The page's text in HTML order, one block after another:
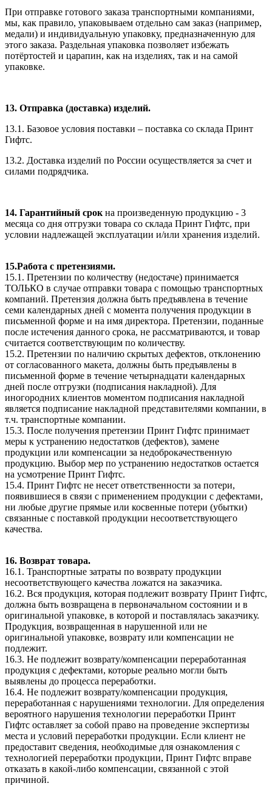
При отправке готового заказа транспортными компаниями,
мы, как правило, упаковываем отдельно сам заказ (например,
медали) и индивидуальную упаковку, предназначенную для
этого заказа. Раздельная упаковка позволяет избежать
потёртостей и царапин, как на изделиях, так и на самой
упаковке.
13. Отправка (доставка) изделий.
13.1. Базовое условия поставки – поставка со склада Принт
Гифтс.
13.2. Доставка изделий по России осуществляется за счет и
силами подрядчика.
14. Гарантийный срок на произведенную продукцию - 3
месяца со дня отгрузки товара со склада Принт Гифтс, при
условии надлежащей эксплуатации и/или хранения изделий.
15.Работа с претензиями.
15.1. Претензии по количеству (недостаче) принимается
ТОЛЬКО в случае отправки товара с помощью транспортных
компаний. Претензия должна быть предъявлена в течение
семи календарных дней с момента получения продукции в
письменной форме и на имя директора. Претензии, поданные
после истечения данного срока, не рассматриваются, и товар
считается соответствующим по количеству.
15.2. Претензии по наличию скрытых дефектов, отклонению
от согласованного макета, должны быть предъявлены в
письменной форме в течение четырнадцати календарных
дней после отгрузки (подписания накладной). Для
иногородних клиентов моментом подписания накладной
является подписание накладной представителями компании, в
т.ч. транспортные компании.
15.3. После получения претензии Принт Гифтс принимает
меры к устранению недостатков (дефектов), замене
продукции или компенсации за недоброкачественную
продукцию. Выбор мер по устранению недостатков остается
на усмотрение Принт Гифтс.
15.4. Принт Гифтс не несет ответственности за потери,
появившиеся в связи с применением продукции с дефектами,
ни любые другие прямые или косвенные потери (убытки)
связанные с поставкой продукции несоответствующего
качества.
16. Возврат товара.
16.1. Транспортные затраты по возврату продукции
несоответствующего качества ложатся на заказчика.
16.2. Вся продукция, которая подлежит возврату Принт Гифтс,
должна быть возвращена в первоначальном состоянии и в
оригинальной упаковке, в которой и поставлялась заказчику.
Продукция, возвращенная в нарушенной или не
оригинальной упаковке, возврату или компенсации не
подлежит.
16.3. Не подлежит возврату/компенсации переработанная
продукция с дефектами, которые реально могли быть
выявлены до процесса переработки.
16.4. Не подлежит возврату/компенсации продукция,
переработанная с нарушениями технологии. Для определения
вероятного нарушения технологии переработки Принт
Гифтс оставляет за собой право на проведение экспертизы
места и условий переработки продукции. Если клиент не
предоставит сведения, необходимые для ознакомления с
технологией переработки продукции, Принт Гифтс вправе
отказать в какой-либо компенсации, связанной с этой
причиной.